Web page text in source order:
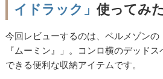
イドラック」使ってみた
今回レビューするのは、ベルメゾンの
『ムーミン』」。コンロ横のデッド
できる便利な収納アイテムです。